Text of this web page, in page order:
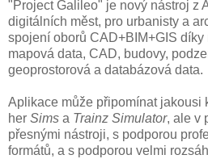
"Project Galileo" je nový nástroj z
digitálních měst, pro urbanisty a
spojení oborů CAD+BIM+GIS
mapová data, CAD, budovy,
geoprostorová a databázová data.
Aplikace může připomínat jakousi
her Sims a Trainz Simulator, ale v
přesnými nástroji, s podporou
formátů, a s podporou velmi